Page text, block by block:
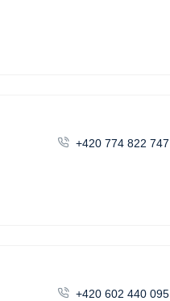
+420 774 822 747
+420 602 440 095